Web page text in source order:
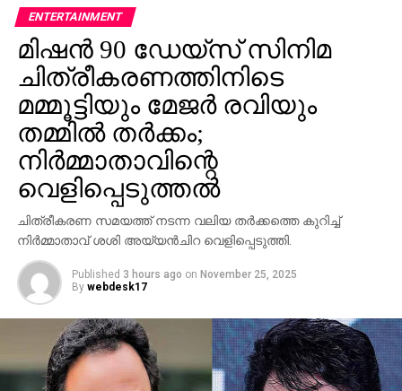
ENTERTAINMENT
മിഷന്‍ 90 ഡേയ്‌സ് സിനിമ
ചിത്രീകരണത്തിനിടെ
മമ്മൂട്ടിയും മേജര്‍ രവിയും
തമ്മില്‍ തര്‍ക്കം;
നിര്‍മ്മാതാവിന്റെ
വെളിപ്പെടുത്തല്‍
ചിത്രീകരണ സമയത്ത് നടന്ന വലിയ തര്‍ക്കത്തെ കുറിച്ച്
നിര്‍മ്മാതാവ് ശശി അയ്യന്‍ചിറ വെളിപ്പെടുത്തി.
Published 3 hours ago on November 25, 2025
By webdesk17